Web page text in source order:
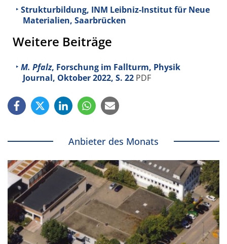
Strukturbildung, INM Leibniz-Institut für Neue
Materialien, Saarbrücken
Weitere Beiträge
M. Pfalz, Forschung im Fallturm, Physik
Journal, Oktober 2022, S. 22 PDF
Anbieter des Monats